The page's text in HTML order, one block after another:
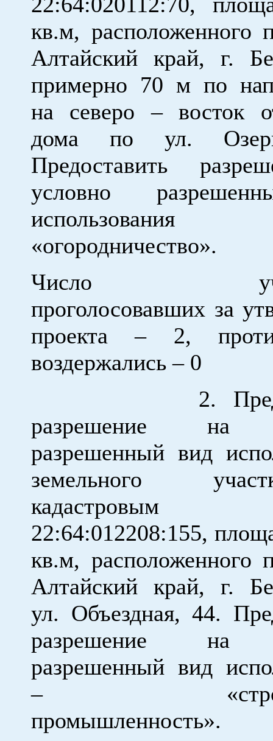
кв.м, расположенного
Алтайский край, г.
примерно 70 м по
на северо – восток
дома по ул.
Предоставить
условно
«огородничество».
Число
проголосовавших за
проекта – 2,
воздержались – 0
2.
разрешение на
разрешенный вид
земельного
кадастровым
22:64:012208:155,
кв.м, расположенного
Алтайский край, г.
ул. Объездная, 44.
разрешение на
разрешенный вид
–
промышленность».